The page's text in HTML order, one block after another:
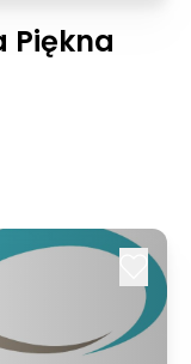
Piękna